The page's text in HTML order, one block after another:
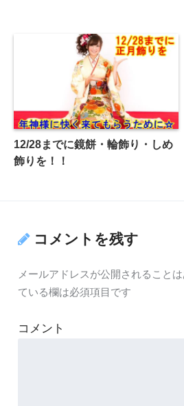
12/28までに鏡餅・輪飾り・しめ
飾りを！！
コメントを残す
メールアドレスが公開されることは
ている欄は必須項目です
コメント